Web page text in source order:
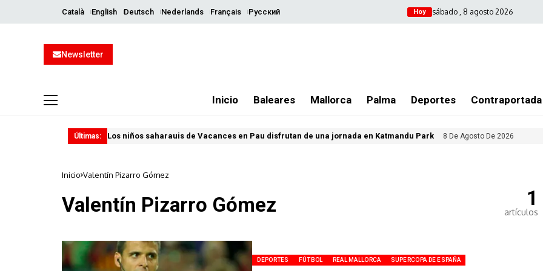
Català English Deutsch Nederlands Français Русский Hoy sábado , 8 agosto 2026
Newsletter
Inicio Baleares Mallorca Palma Deportes Contraportada
Últimas: Los niños saharauis de Vacances en Pau disfrutan de una jornada en Katmandu Park 8 De Agosto De 2026
Inicio Valentín Pizarro Gómez
Valentín Pizarro Gómez 1
artículos
DEPORTES FÚTBOL REAL MALLORCA SUPERCOPA DE ESPAÑA